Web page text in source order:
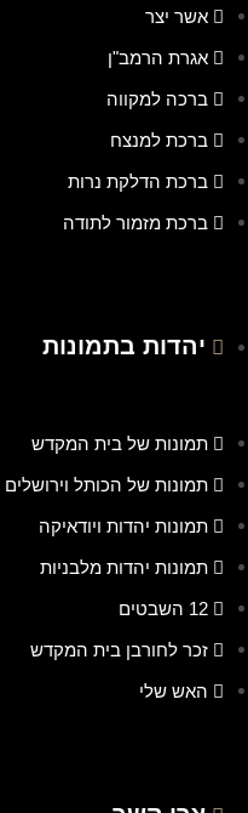
אשר יצר
אגרת הרמב"ן
ברכה למקווה
ברכת למנצח
ברכת הדלקת נרות
ברכת מזמור לתודה
יהדות בתמונות
תמונות של בית המקדש
תמונות של הכותל וירושלים
תמונות יהדות ויודאיקה
תמונות יהדות מלבניות
12 השבטים
זכר לחורבן בית המקדש
האש שלי